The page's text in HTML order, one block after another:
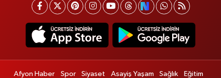
Afyon Haber Spor Siyaset Asayiş Yaşam Sağlık
Eğitim